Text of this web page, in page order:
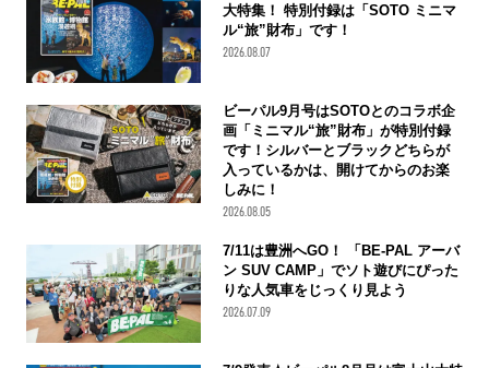
大特集！ 特別付録は「SOTO ミニマ
ル“旅”財布」です！
2026.08.07
ビーパル9月号はSOTOとのコラボ企
画「ミニマル“旅”財布」が特別付録
です！シルバーとブラックどちらが
入っているかは、開けてからのお楽
しみに！
2026.08.05
7/11は豊洲へGO！ 「BE-PAL アーバ
ン SUV CAMP」でソト遊びにぴった
りな人気車をじっくり見よう
2026.07.09